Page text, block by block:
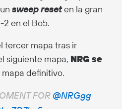
sweep reseten la gran
en el Bo5.
tercer mapa tras ir
siguiente mapa, NRG se
mapa definitivo.
FOR @NRGgg